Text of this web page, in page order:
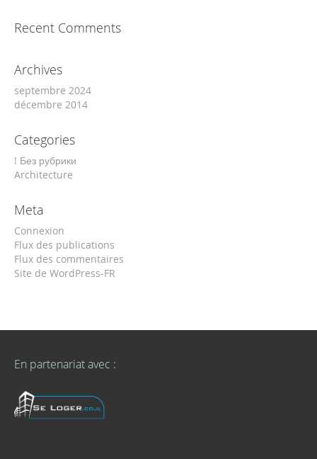
Recent Comments
Archives
septembre 2024
décembre 2014
Categories
! Без рубрики
Architecture
Meta
Connexion
Flux des publications
Flux des commentaires
Site de WordPress-FR
En partenariat avec :